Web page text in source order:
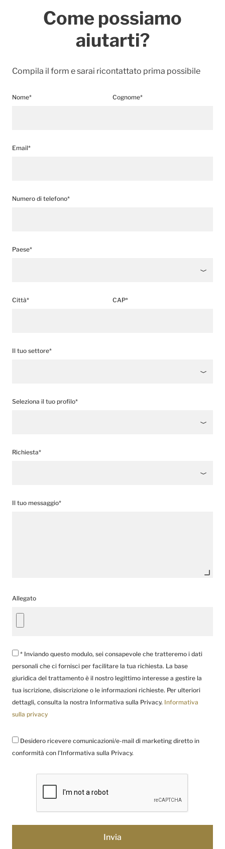
Come possiamo
aiutarti?
Compila il form e sarai ricontattato prima possibile
Nome* Cognome*
Email*
Numero di telefono*
Paese*
Città* CAP*
Il tuo settore*
Seleziona il tuo profilo*
Richiesta*
Il tuo messaggio*
Allegato
* Inviando questo modulo, sei consapevole che tratteremo i dati
personali che ci fornisci per facilitare la tua richiesta. La base
giuridica del trattamento è il nostro legittimo interesse a gestire la
tua iscrizione, disiscrizione o le informazioni richieste. Per ulteriori
dettagli, consulta la nostra Informativa sulla Privacy. Informativa
sulla privacy
Desidero ricevere comunicazioni/e-mail di marketing diretto in
conformità con l’Informativa sulla Privacy.